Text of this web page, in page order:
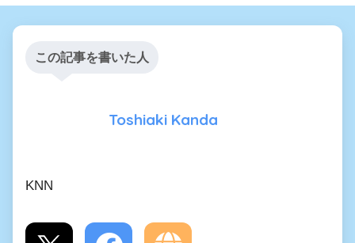
この記事を書いた人
Toshiaki Kanda
KNN